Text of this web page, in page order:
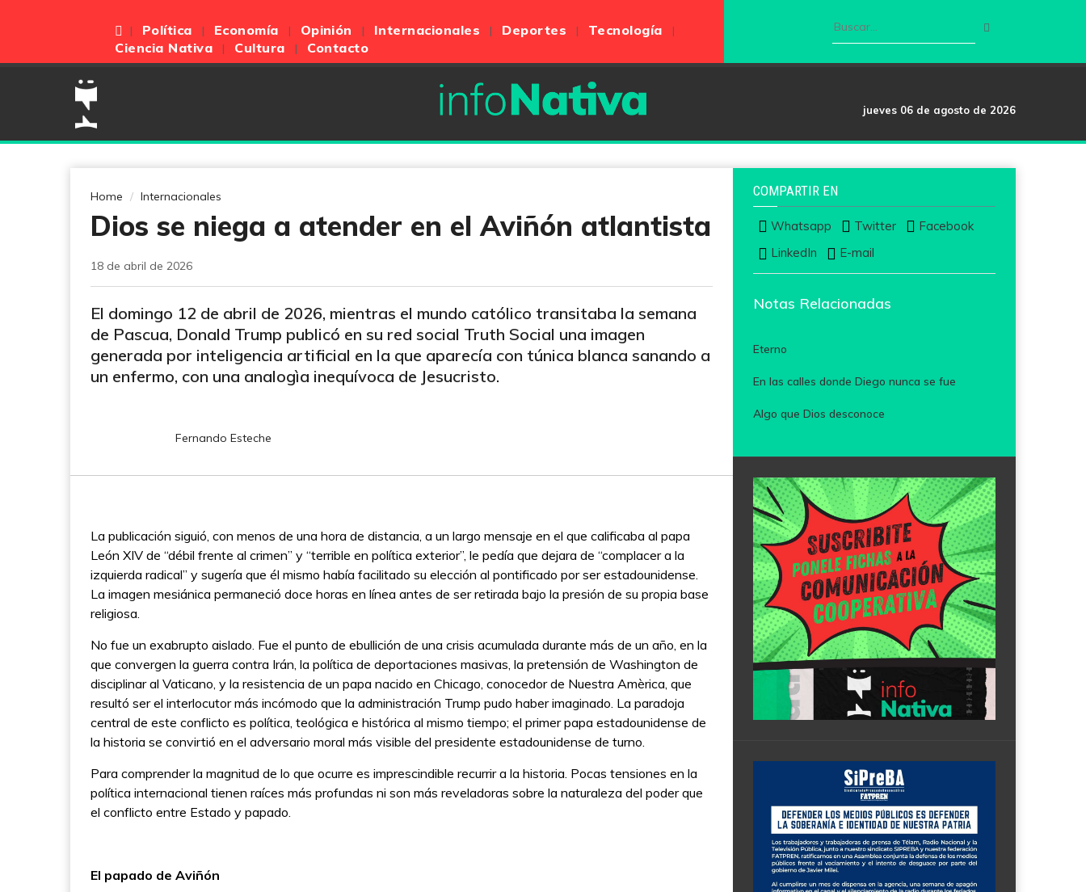
Política Economía Opinión Internacionales Deportes
Tecnología
Ciencia Nativa
Cultura Contacto
jueves 06 de agosto de 2026
Home Internacionales
Dios se niega a atender en el Aviñón atlantista
18 de abril de 2026
El domingo 12 de abril de 2026, mientras el mundo católico transitaba la semana
de Pascua, Donald Trump publicó en su red social Truth Social una imagen
generada por inteligencia artificial en la que aparecía con túnica blanca sanando a
un enfermo, con una analogìa inequívoca de Jesucristo.
Fernando Esteche
La publicación siguió, con menos de una hora de distancia, a un largo mensaje en el que calificaba al papa
León XIV de “débil frente al crimen” y “terrible en política exterior”, le pedía que dejara de “complacer a la
izquierda radical” y sugería que él mismo había facilitado su elección al pontificado por ser estadounidense.
La imagen mesiánica permaneció doce horas en línea antes de ser retirada bajo la presión de su propia base
religiosa.
No fue un exabrupto aislado. Fue el punto de ebullición de una crisis acumulada durante más de un año, en la
que convergen la guerra contra Irán, la política de deportaciones masivas, la pretensión de Washington de
disciplinar al Vaticano, y la resistencia de un papa nacido en Chicago, conocedor de Nuestra Amèrica, que
resultó ser el interlocutor más incómodo que la administración Trump pudo haber imaginado. La paradoja
central de este conflicto es política, teológica e histórica al mismo tiempo; el primer papa estadounidense de
la historia se convirtió en el adversario moral más visible del presidente estadounidense de turno.
Para comprender la magnitud de lo que ocurre es imprescindible recurrir a la historia. Pocas tensiones en la
política internacional tienen raíces más profundas ni son más reveladoras sobre la naturaleza del poder que
el conflicto entre Estado y papado.
El papado de Aviñón
COMPARTIR EN
Whatsapp Twitter
Facebook
LinkedIn
E-mail
Notas Relacionadas
Eterno
En las calles donde Diego nunca se fue
Algo que Dios desconoce